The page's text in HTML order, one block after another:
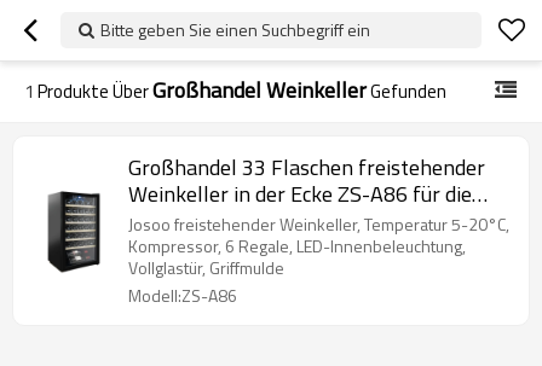
Bitte geben Sie einen Suchbegriff ein
1 Produkte ÜberGroßhandel WeinkellerGefunden
Großhandel 33 Flaschen freistehender
Weinkeller in der Ecke ZS-A86 für die
Weinlagerung mit Buchenholzregal und
Vollglastür
Josoo freistehender Weinkeller, Temperatur 5-20°C,
Kompressor, 6 Regale, LED-Innenbeleuchtung,
Vollglastür, Griffmulde
Modell:ZS-A86